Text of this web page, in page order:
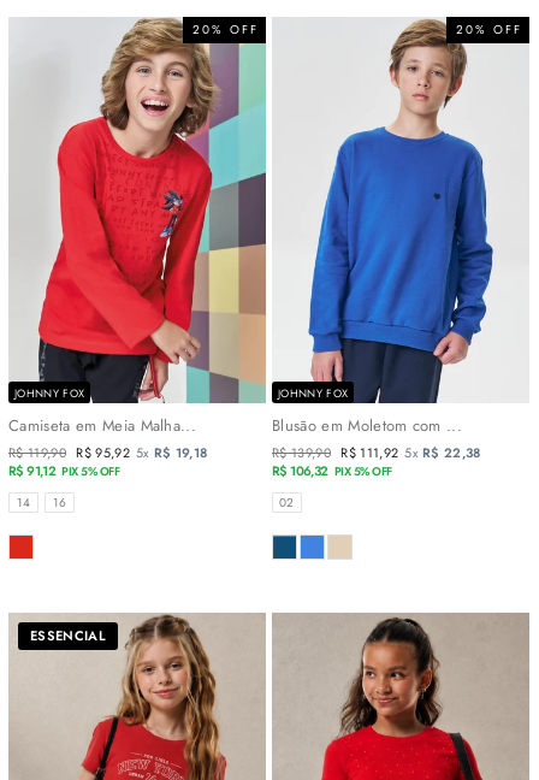
20% OFF
JOHNNY FOX
Camiseta em Meia Malha...
Preço
normal
R$ 119,90 Preço
promocional
R$ 95,92 5x R$ 19,18
R$ 91,12 PIX 5% OFF
TAMANHOS
14 16
COR
20% OFF
JOHNNY FOX
Blusão em Moletom com ...
Preço
normal
R$ 139,90 Preço
promocional
R$ 111,92 5xR$ 22,38
R$ 106,32 PIX 5% OFF
TAMANHOS
02
COR
ESSENCIAL